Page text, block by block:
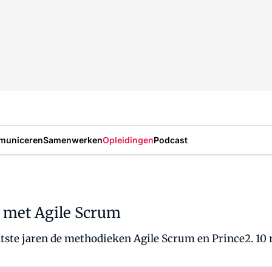
SamenwerkenOpleidingenPodcast
Agile Scrum
jaren de methodieken Agile Scrum en Prince2.